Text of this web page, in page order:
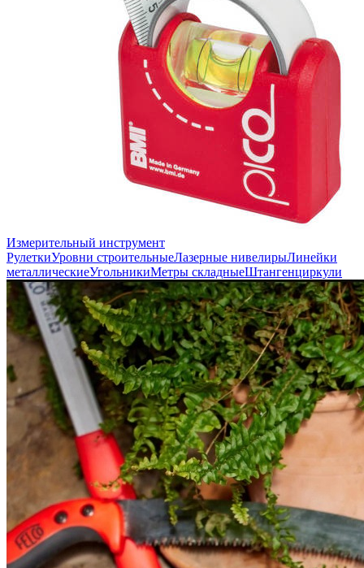
Измерительный инструмент
РулеткиУровни строительныеЛазерные нивелирыЛинейки
металлическиеУгольникиМетры складныеШтангенциркули